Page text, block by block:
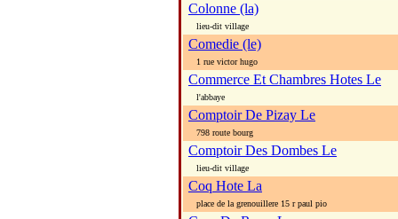
Colonne (la)
lieu-dit village
Comedie (le)
1 rue victor hugo
Commerce Et Chambres Hotes Le
l'abbaye
Comptoir De Pizay Le
798 route bourg
Comptoir Des Dombes Le
lieu-dit village
Coq Hote La
place de la grenouillere 15 r paul pio